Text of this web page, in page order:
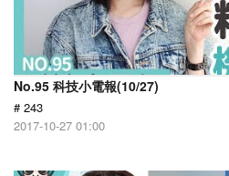
No.95 科技小電報(10/27)
# 243
2017-10-27 01:00